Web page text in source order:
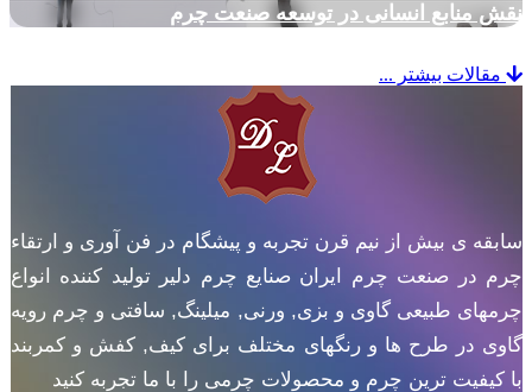
نقش منابع انسانی در توسعه صنعت چرم
مقالات بیشتر ...
سابقه ی بیش از نیم قرن تجربه و پیشگام در فن آوری و ارتقاء
چرم در صنعت چرم ایران صنایع چرم دلیر تولید کننده انواع
چرمهای طبیعی گاوی و بزی, ورنی, میلینگ, سافتی و چرم رویه
گاوی در طرح ها و رنگهای مختلف برای کیف, کفش و کمربند
با کیفیت ترین چرم و محصولات چرمی را با ما تجربه کنید